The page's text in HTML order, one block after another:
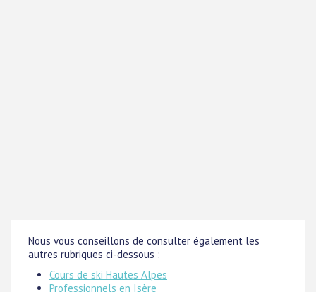
Nous vous conseillons de consulter également les
autres rubriques ci-dessous :
Cours de ski Hautes Alpes
Professionnels en Isère